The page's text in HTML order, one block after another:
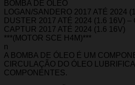
BOMBA DE ÓLEO
LOGAN/SANDERO 2017 ATÉ 2024
DUSTER 2017 ATÉ 2024 (1.6 16V)
CAPTUR 2017 ATÉ 2024 (1.6 16V)
***(MOTOR SCE H4M)***
n
A BOMBA DE ÓLEO É UM
CIRCULAÇÃO DO ÓLEO
COMPONENTES.